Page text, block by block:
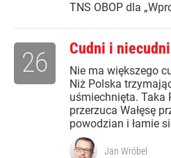
TNS OBOP dla
Cudni i niecudni
Nie ma większego
Niż Polska
uśmiechnięta. Taka
przerzuca Wałęsę
powodzian i łamie
26
Jan Wróbel